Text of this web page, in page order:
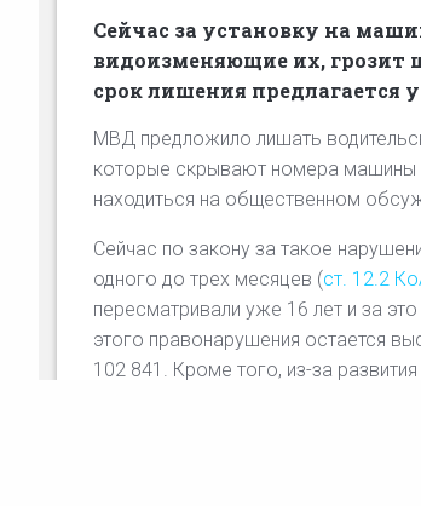
Сейчас за установку на
видоизменяющие их, грозит
срок лишения предлагается
МВД предложило лишать
которые скрывают номера машины
находиться на общественном
Сейчас по закону за такое
одного до трех месяцев (ст. 12.2
пересматривали уже 16 лет и за
этого правонарушения остается
102 841. Кроме того, из-за